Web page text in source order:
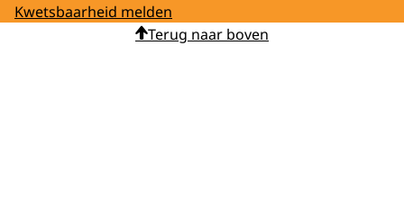
Kwetsbaarheid melden
Terug naar boven